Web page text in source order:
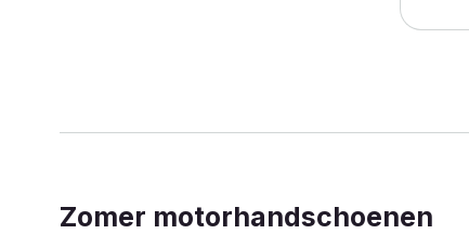
Zomer motorhandschoenen